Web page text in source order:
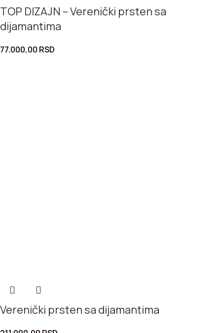
TOP DIZAJN – Verenički prsten sa
dijamantima
77.000,00 RSD
Verenički prsten sa dijamantima